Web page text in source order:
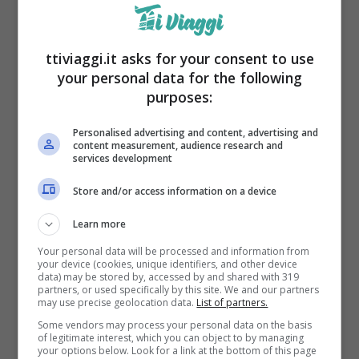
Benessere e relax a prezzi accessibili
Quello che rendeMontecatini Terme
davvero speciale è la possibilità di vivere
un’esperienza di lusso a un prezzo
accessibile. Molti hotel della zona offrono
pacchetti weekend che includono l’accesso
alle terme, massaggi e altri trattamenti di
benessere, a costi davvero competitivi.
Anche i ristoranti, pur offrendo piatti della
tradizione toscana e ingredienti di alta
qualità, hanno prezzi moderati, permettendoti
di gustare una cena da gourmet senza
spendere una fortuna.
ttiviaggi.it asks for your consent to use
your personal data for the following
purposes:
Personalised advertising and content, advertising and
content measurement, audience research and
services development
Store and/or access information on a device
Learn more
Your personal data will be processed and information from
your device (cookies, unique identifiers, and other device
data) may be stored by, accessed by and shared with 319
partners, or used specifically by this site. We and our partners
may use precise geolocation data. List of partners.
Some vendors may process your personal data on the basis
of legitimate interest, which you can object to by managing
your options below. Look for a link at the bottom of this page